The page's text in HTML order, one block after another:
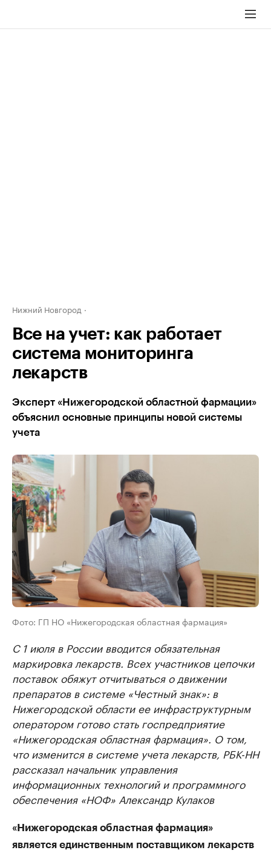
Нижний Новгород
Все на учет: как работает
система мониторинга
лекарств
Эксперт «Нижегородской областной фармации»
объяснил основные принципы новой системы
учета
Фото: ГП НО «Нижегородская областная фармация»
С 1 июля в России вводится обязательная
маркировка лекарств. Всех участников цепочки
поставок обяжут отчитываться о движении
препаратов в системе «Честный знак»: в
Нижегородской области ее инфраструктурным
оператором готово стать госпредприятие
«Нижегородская областная фармация». О том,
что изменится в системе учета лекарств, РБК-НН
рассказал начальник управления
информационных технологий и программного
обеспечения «НОФ» Александр Кулаков
«Нижегородская областная фармация»
является единственным поставщиком лекарств